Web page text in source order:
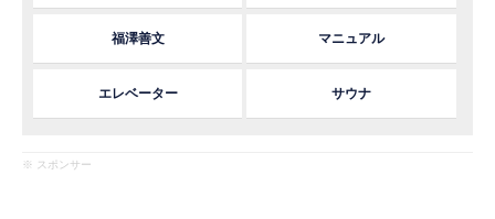
福澤善文 マニュアル
エレベーター サウナ
※ スポンサー